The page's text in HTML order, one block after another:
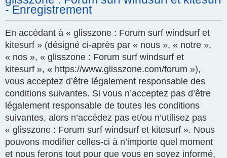
- Enregistrement
En accédant à « glisszone : Forum surf windsurf et
kitesurf » (désigné ci-après par « nous », « notre »,
« nos », « glisszone : Forum surf windsurf et
kitesurf », « https://www.glisszone.com/forum »),
vous acceptez d’être légalement responsable des
conditions suivantes. Si vous n’acceptez pas d’être
légalement responsable de toutes les conditions
suivantes, alors n’accédez pas et/ou n’utilisez pas
« glisszone : Forum surf windsurf et kitesurf ». Nous
pouvons modifier celles-ci à n’importe quel moment
et nous ferons tout pour que vous en soyez informé,